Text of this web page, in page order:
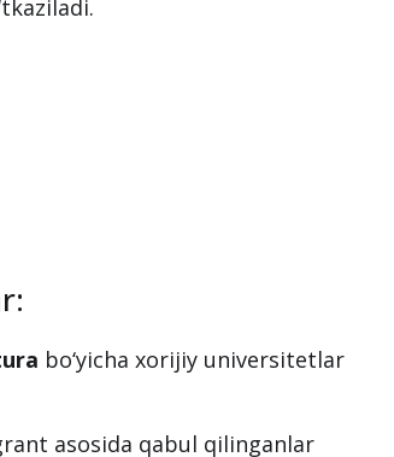
bo‘yicha xorijiy universitetlar
asosida qabul qilinganlar